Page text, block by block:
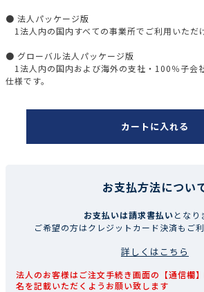
● 法人パッケージ版
1法人内の国内すべての事業所でご利用いただ
● グローバル法人パッケージ版
1法人内の国内および海外の支社・100％子会
仕様です。
カートに入れる
お支払方法につい
お支払いは請求書払いとなり
ご希望の方はクレジットカード決済もご利
詳しくはこちら
法人のお客様はご注文手続き画面の【通信欄
名を記載いただくようお願い致します